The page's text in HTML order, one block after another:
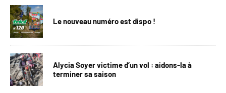
Le nouveau numéro est dispo !
Alycia Soyer victime d’un vol : aidons-la à
terminer sa saison